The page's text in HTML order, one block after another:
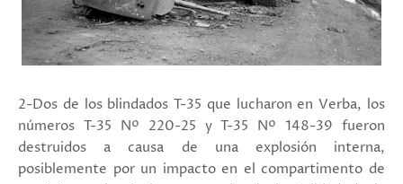
2-Dos de los blindados T-35 que lucharon en Verba, los
números T-35 Nº 220-25 y T-35 Nº 148-39 fueron
destruidos a causa de una explosión interna,
posiblemente por un impacto en el compartimento de